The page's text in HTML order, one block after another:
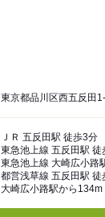
東京都品川区西五反田
ＪＲ 五反田駅 徒歩3分
東急池上線 五反田駅 徒
東急池上線 大崎広小路
都営浅草線 五反田駅 徒
大崎広小路駅から134m